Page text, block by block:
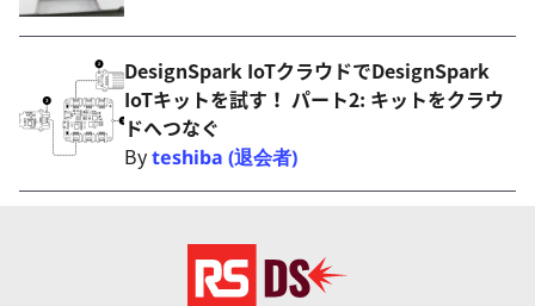
DesignSpark IoTクラウドでDesignSpark
IoTキットを試す！ パート2: キットをクラウ
ドへつなぐ
Byteshiba (退会者)